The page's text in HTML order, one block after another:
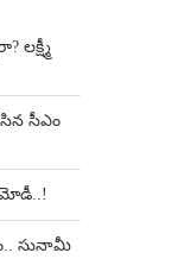
లక్ష్మీ
సీఎం
మోడీ..!
సునామీ